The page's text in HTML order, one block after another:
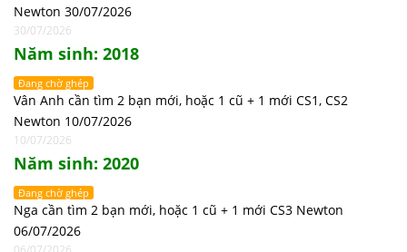
Newton 30/07/2026
30/07/2026
Năm sinh: 2018
Đang chờ ghép
Vân Anh cần tìm 2 bạn mới, hoặc 1 cũ + 1 mới CS1, CS2
Newton 10/07/2026
10/07/2026
Năm sinh: 2020
Đang chờ ghép
Nga cần tìm 2 bạn mới, hoặc 1 cũ + 1 mới CS3 Newton
06/07/2026